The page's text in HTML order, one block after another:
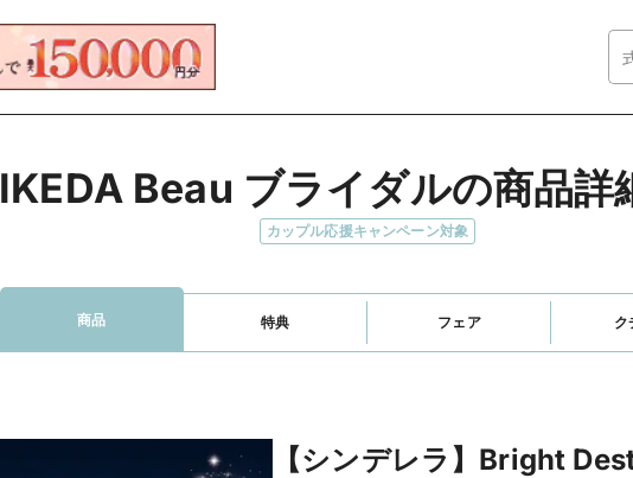
IKEDA Beau ブライダルの商品詳
カップル応援キャンペーン対象
商品 特典 フェア ク
【シンデレラ】Bright